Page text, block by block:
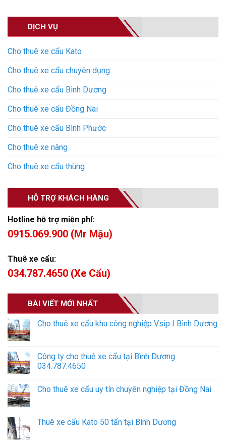
DỊCH VỤ
Cho thuê xe cẩu Kato
Cho thuê xe cẩu chuyên dụng
Cho thuê xe cẩu Bình Dương
Cho thuê xe cẩu Đồng Nai
Cho thuê xe cẩu Bình Phước
Cho thuê xe nâng
Cho thuê xe cẩu thùng
HỖ TRỢ KHÁCH HÀNG
Hotline hỗ trợ miễn phí:
0915.069.900 (Mr Mậu)
Thuê xe cẩu:
034.787.4650 (Xe Cẩu)
BÀI VIẾT MỚI NHẤT
Cho thuê xe cẩu khu công nghiệp Vsip I Bình Dương
Công ty cho thuê xe cẩu tại Bình Dương
034.787.4650
Cho thuê xe cẩu uy tín chuyên nghiệp tại Đồng Nai
Thuê xe cẩu Kato 50 tấn tại Bình Dương